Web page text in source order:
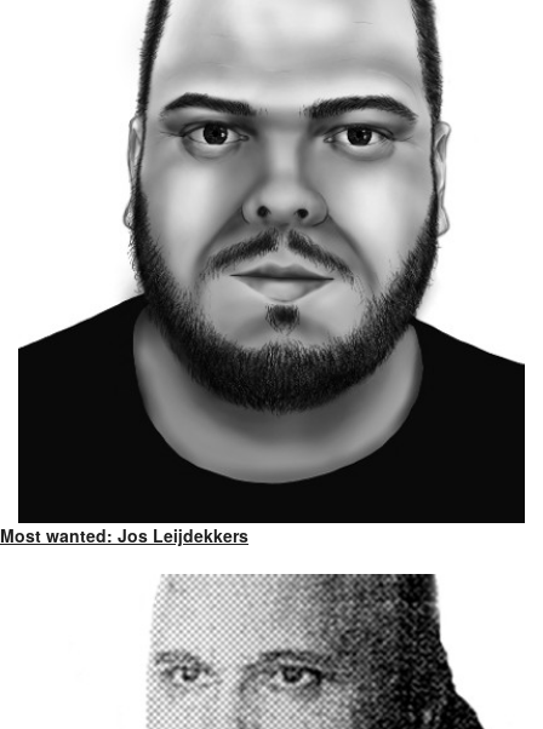
Most wanted: Jos Leijdekkers